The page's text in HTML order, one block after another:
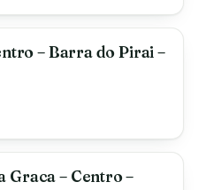
– Barra do Pirai –
Graca – Centro –